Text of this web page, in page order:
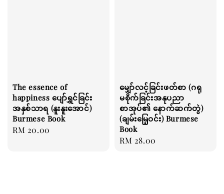
The essence of
happiness ပျော်ရွှင်ခြင်း
အနှစ်သာရ (နူးနူးအောင်)
Burmese Book
Regular
RM 20.00
မျှော်လင့်ခြင်းဖတ်စာ (ဂရု
မစိုက်ခြင်းအနုပညာ
စာအုပ်၏ နောက်ဆက်တွဲ)
(ချမ်းမြေ့ဝင်း) Burmese
Book
Regular
RM 28.00